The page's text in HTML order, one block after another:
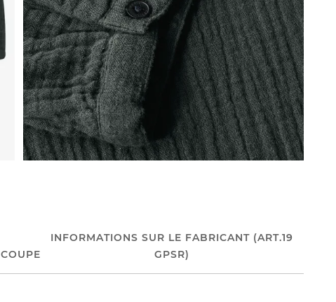
COUPE
INFORMATIONS SUR LE FABRICANT (ART.19
GPSR)